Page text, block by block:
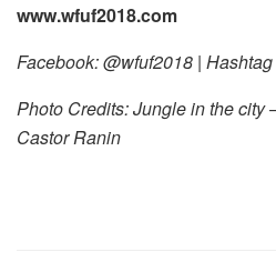
www.wfuf2018.com
Facebook: @wfuf2018 |
Photo Credits: Jungle in the
Castor Ranin